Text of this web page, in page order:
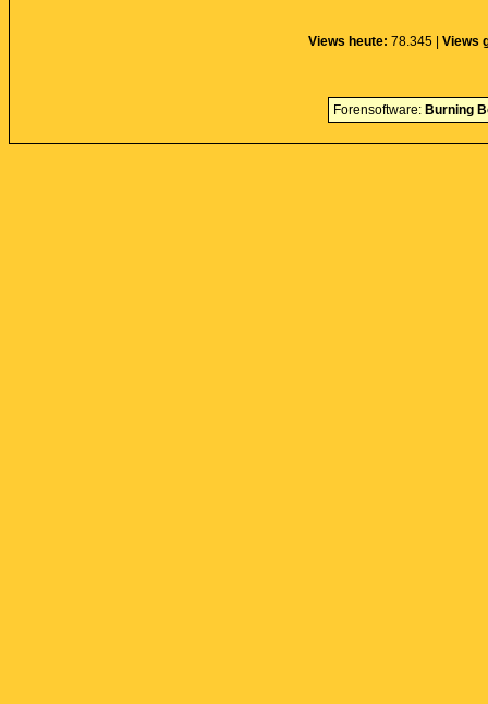
Views heute: 78.345 | Views
Forensoftware: Burning